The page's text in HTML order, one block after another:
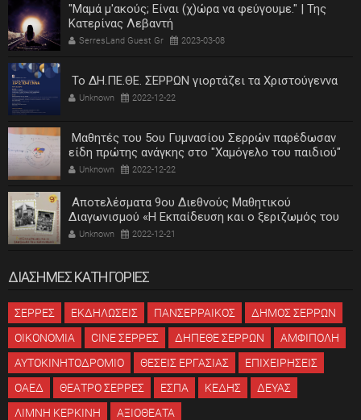
"Μαμά μ'ακούς; Είναι (χ)ώρα να φεύγουμε." | Της
Κατερίνας Λεβαντή
SerresLand Guest Gr 2023-03-08
Το ΔΗ.ΠΕ.ΘΕ. ΣΕΡΡΩΝ γιορτάζει τα Χριστούγεννα
Unknown 2022-12-22
Μαθητές του 5ου Γυμνασίου Σερρών παρέδωσαν
είδη πρώτης ανάγκης στο "Χαμόγελο του παιδιού"
Unknown 2022-12-22
Αποτελέσματα 9ου Διεθνούς Μαθητικού
Διαγωνισμού «Η Εκπαίδευση και ο ξεριζωμός του
ελληνισμού»
Unknown 2022-12-21
ΔΙΑΣΗΜΕΣ ΚΑΤΗΓΟΡΙΕΣ
ΣΕΡΡΕΣ ΕΚΔΗΛΩΣΕΙΣ ΠΑΝΣΕΡΡΑΙΚΟΣ
ΔΗΜΟΣ ΣΕΡΡΩΝ
ΟΙΚΟΝΟΜΙΑ
CINE ΣΕΡΡΕΣ ΔΗΠΕΘΕ ΣΕΡΡΩΝ
ΑΜΦΙΠΟΛΗ
ΑΥΤΟΚΙΝΗΤΟΔΡΟΜΙΟ
ΘΕΣΕΙΣ ΕΡΓΑΣΙΑΣ
ΕΠΙΧΕΙΡΗΣΕΙΣ
ΟΑΕΔ
ΘΕΑΤΡΟ ΣΕΡΡΕΣ ΕΣΠΑ ΚΕΔΗΣ
ΔΕΥΑΣ
ΛΙΜΝΗ ΚΕΡΚΙΝΗ
ΑΞΙΟΘΕΑΤΑ